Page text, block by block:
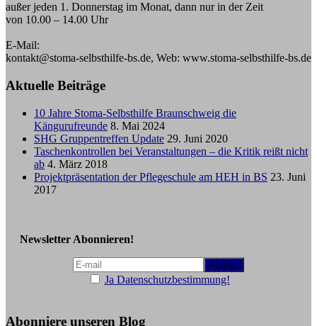
außer jeden 1. Donnerstag im Monat, dann nur in der Zeit
von 10.00 – 14.00 Uhr
E-Mail:
kontakt@stoma-selbsthilfe-bs.de, Web: www.stoma-selbsthilfe-bs.de
Aktuelle Beiträge
10 Jahre Stoma-Selbsthilfe Braunschweig die
Kängurufreunde 8. Mai 2024
SHG Gruppentreffen Update 29. Juni 2020
Taschenkontrollen bei Veranstaltungen – die Kritik reißt nicht
ab 4. März 2018
Projektpräsentation der Pflegeschule am HEH in BS 23. Juni
2017
Newsletter Abonnieren!
Ja Datenschutzbestimmung!
Abonniere unseren Blog